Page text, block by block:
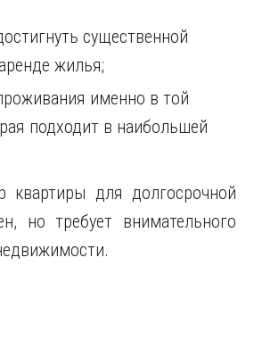
существенной
жилья;
именно в той
подходит в наибольшей
для долгосрочной
но требует внимательного